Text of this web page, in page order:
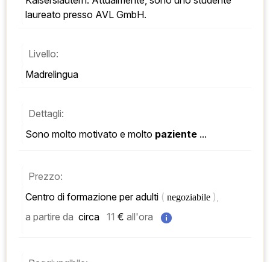
laureato presso AVL GmbH.
Livello:
Madrelingua
Dettagli:
Sono molto motivato e molto paziente ...
Prezzo:
Centro di formazione per adulti ( negoziabile ),
a partire da circa 11 € all'ora